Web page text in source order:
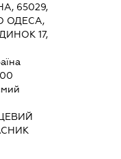
65029,
ОДЕСА,
17,